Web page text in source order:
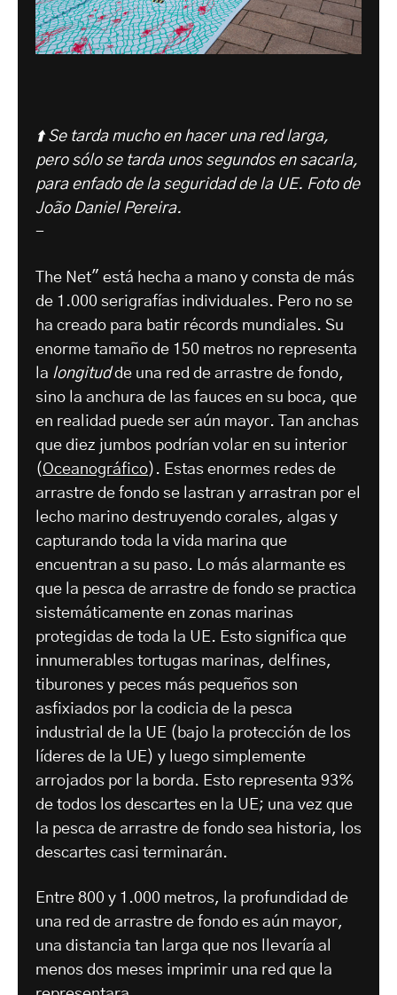
⬆️ Se tarda mucho en hacer una red larga,
pero sólo se tarda unos segundos en sacarla,
para enfado de la seguridad de la UE. Foto de
João Daniel Pereira.
-
The Net" está hecha a mano y consta de más
de 1.000 serigrafías individuales. Pero no se
ha creado para batir récords mundiales. Su
enorme tamaño de 150 metros no representa
la longitudde una red de arrastre de fondo,
sino la anchura de las fauces en su boca, que
en realidad puede ser aún mayor. Tan anchas
que diez jumbos podrían volar en su interior
(Oceanográfico). Estas enormes redes de
arrastre de fondo se lastran y arrastran por el
lecho marino destruyendo corales, algas y
capturando toda la vida marina que
encuentran a su paso. Lo más alarmante es
que la pesca de arrastre de fondo se practica
sistemáticamente en zonas marinas
protegidas de toda la UE. Esto significa que
innumerables tortugas marinas, delfines,
tiburones y peces más pequeños son
asfixiados por la codicia de la pesca
industrial de la UE (bajo la protección de los
líderes de la UE) y luego simplemente
arrojados por la borda. Esto representa 93%
de todos los descartes en la UE; una vez que
la pesca de arrastre de fondo sea historia, los
descartes casi terminarán.
Entre 800 y 1.000 metros, la profundidad de
una red de arrastre de fondo es aún mayor,
una distancia tan larga que nos llevaría al
menos dos meses imprimir una red que la